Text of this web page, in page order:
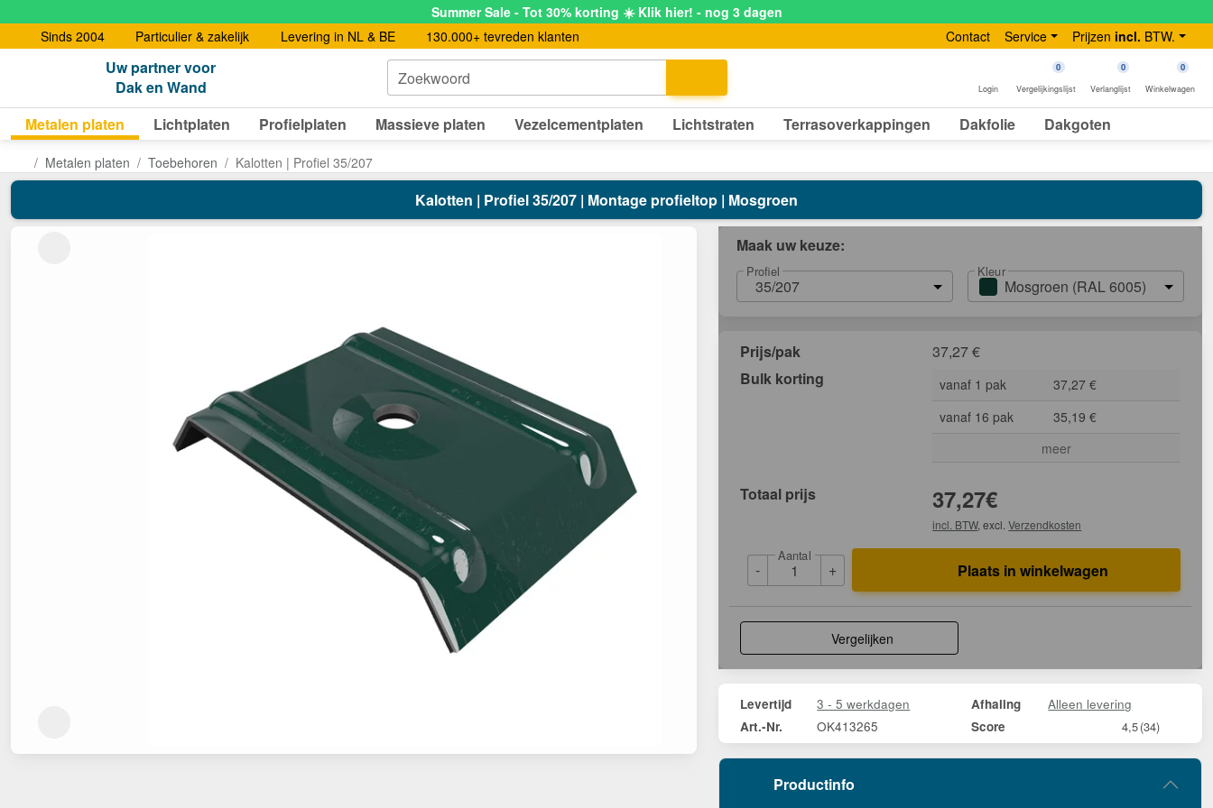
Summer Sale - Tot 30% korting ☀️ Klik hier! - nog 3 dagen
Sinds 2004
Particulier & zakelijk Levering in NL & BE 130.000+ tevreden klanten Contact Service Prijzen incl. BTW.
Uw partner voor
Dak en Wand
Zoekwoord
Login
0
Vergelijkingslijst
0
Verlanglijst
0
Winkelwagen
Metalen platen Lichtplaten Profielplaten Massieve platen Vezelcementplaten Lichtstraten Terrasoverkappingen Dakfolie Dakgoten
Metalen platen Toebehoren Kalotten | Profiel 35/207
Kalotten | Profiel 35/207 | Montage profieltop | Mosgroen
Maak uw keuze:
Profiel
35/207
Kleur
Mosgroen (RAL 6005)
Prijs/pak 37,27€
Bulk korting
vanaf 1 pak
37,27 €
vanaf 16 pak
35,19 €
meer
Totaal prijs 37,27€
incl. BTW, excl.Verzendkosten
-
Aantal
+ Plaats in winkelwagen
Vergelijken
Levertijd 3 - 5 werkdagen Afhaling Alleen levering
Art.-Nr. OK413265 Score 4,5(34)
Productinfo